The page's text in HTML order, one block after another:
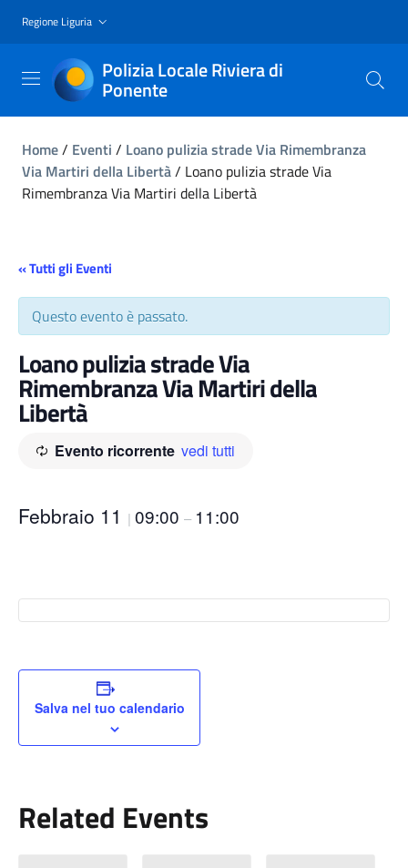
Regione Liguria
Polizia Locale Riviera di
Ponente
Home/ Eventi / Loano pulizia strade Via Rimembranza
Via Martiri della Libertà/ Loano pulizia strade Via
Rimembranza Via Martiri della Libertà
« Tutti gli Eventi
Questo evento è passato.
Loano pulizia strade Via
Rimembranza Via Martiri della
Libertà
Evento ricorrente vedi tutti
Febbraio 11 | 09:00 – 11:00
Salva nel tuo calendario
Related Events